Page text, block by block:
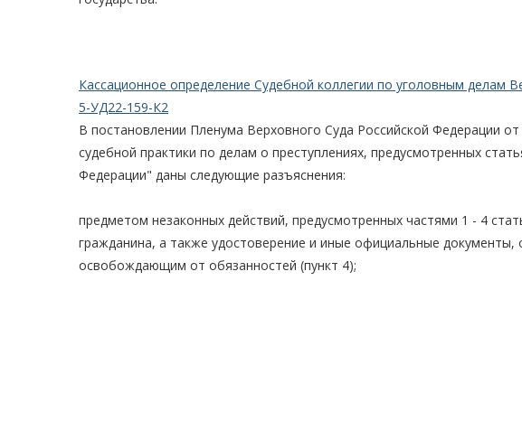
Кассационное определение Судебной коллегии по уголовным делам
5-УД22-159-К2
В постановлении Пленума Верховного Суда Российской Федерации
судебной практики по делам о преступлениях, предусмотренных
Федерации" даны следующие разъяснения:
предметом незаконных действий, предусмотренных частями 1 - 4
гражданина, а также удостоверение и иные официальные
освобождающим от обязанностей (пункт 4);